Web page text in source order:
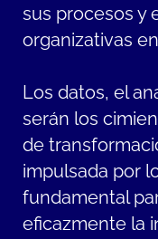
sus procesos y
organizativas
Los datos, el
serán los
de
impulsada por
fundamental
eficazmente la